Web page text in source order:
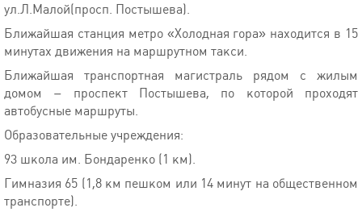
ул.Л.Малой(просп. Постышева).
Ближайшая станция метро «Холодная гора» находится в 15
минутах движения на маршрутном такси.
Ближайшая транспортная магистраль рядом с жилым
домом – проспект Постышева, по которой проходят
автобусные маршруты.
Образовательные учреждения:
93 школа им. Бондаренко (1 км).
Гимназия 65 (1,8 км пешком или 14 минут на общественном
транспорте).